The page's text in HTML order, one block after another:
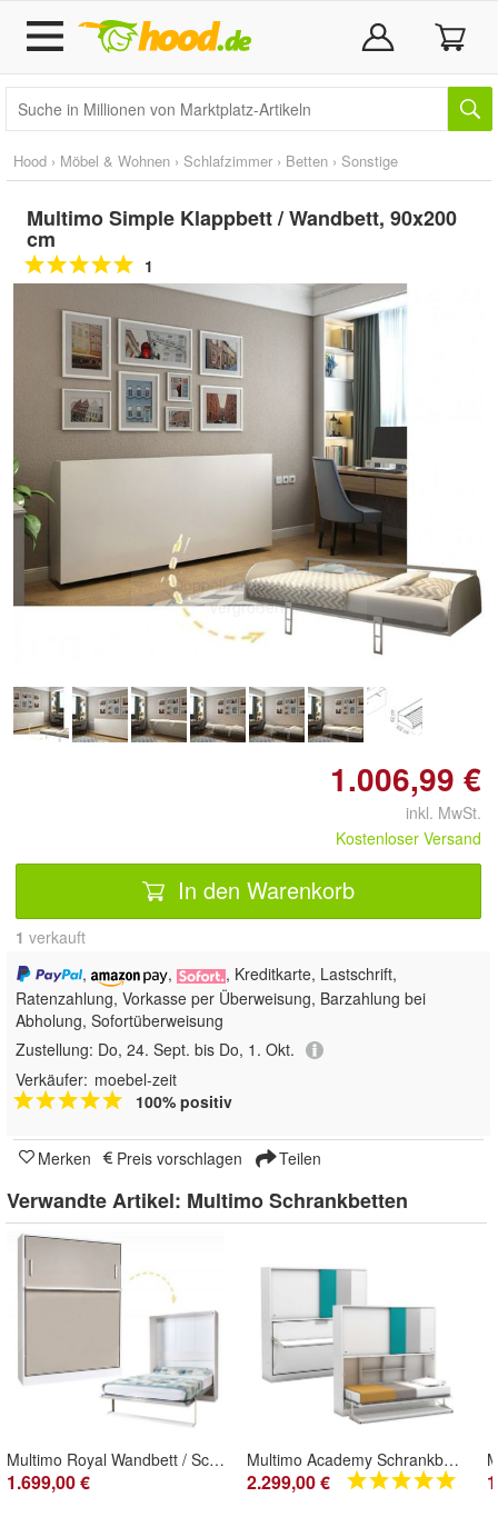
Hood › Möbel & Wohnen › Schlafzimmer › Betten › Sonstige
Multimo Simple Klappbett / Wandbett, 90x200
cm
1
Doppelt antippen zum
vergrößern
1.006,99 €
inkl. MwSt.
Kostenloser Versand
In den Warenkorb
1 verkauft
,
,
, Kreditkarte, Lastschrift,
Ratenzahlung, Vorkasse per Überweisung, Barzahlung bei
Abholung, Sofortüberweisung
Zustellung: Do, 24. Sept. bis Do, 1. Okt.
Verkäufer: moebel-zeit
100% positiv
Merken Preis vorschlagen Teilen
Verwandte Artikel: Multimo Schrankbetten
Multimo Royal Wandbett / Schrankbett DOUBLE / QUEEN
1.699,00 €
Multimo Academy Schrankbett / Wandbett mit Schreibtisch
2.299,00 €